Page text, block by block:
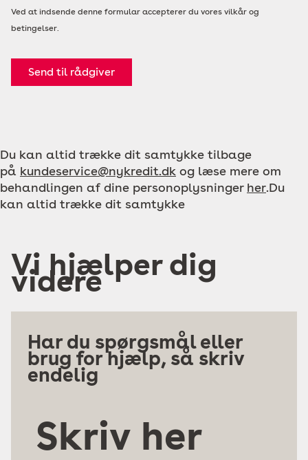
Ved at indsende denne formular accepterer du vores vilkår og
betingelser.
Send til rådgiver
Du kan altid trække dit samtykke tilbage
på kundeservice@nykredit.dk og læse mere om
behandlingen af dine personoplysninger her.Du
kan altid trække dit samtykke
Vi hjælper dig
videre
Har du spørgsmål eller
brug for hjælp, så skriv
endelig
her